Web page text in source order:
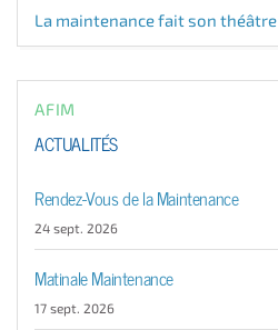
La maintenance fait son théâtre
AFIM
ACTUALITÉS
Rendez-Vous de la Maintenance
24 sept. 2026
Matinale Maintenance
17 sept. 2026